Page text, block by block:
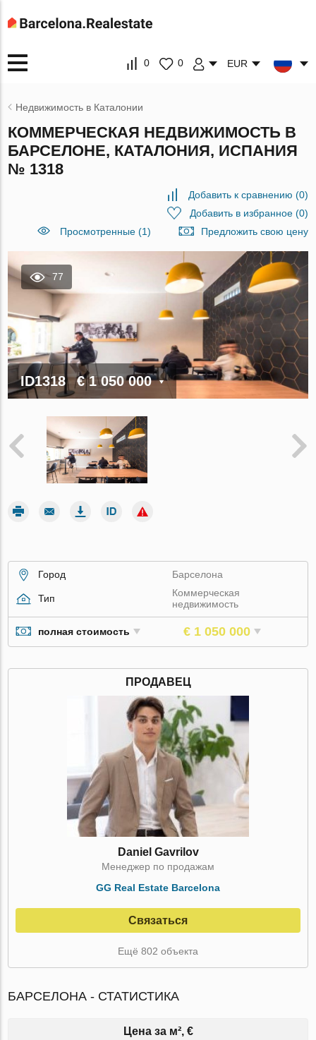
0 0 EUR
Недвижимость в Каталонии
КОММЕРЧЕСКАЯ НЕДВИЖИМОСТЬ В
БАРСЕЛОНЕ, КАТАЛОНИЯ, ИСПАНИЯ
№ 1318
Добавить к сравнению (0)
Добавить в избранное(0)
Просмотренные (1)
Предложить свою цену
77
ID1318 € 1 050 000
Город Барселона
Тип
Коммерческая
недвижимость
полная стоимость € 1 050 000
ПРОДАВЕЦ
Daniel Gavrilov
Менеджер по продажам
GG Real Estate Barcelona
Связаться
Ещё 802 объекта
БАРСЕЛОНА - СТАТИСТИКА
Цена за м², €